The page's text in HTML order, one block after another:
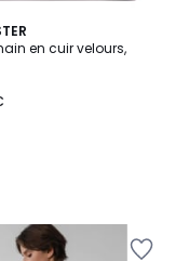
en cuir velours,